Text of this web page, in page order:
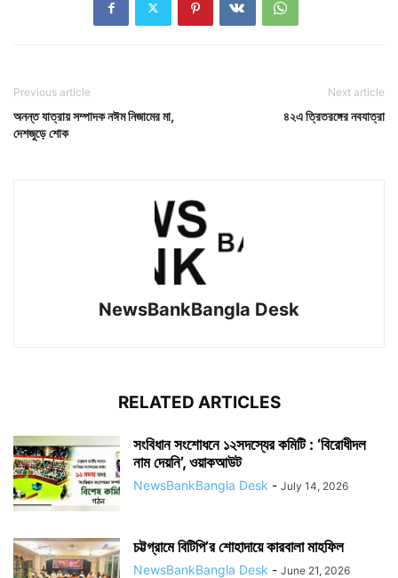
Previous article
অনন্ত যাত্রায় সম্পাদক নঈম নিজামের মা,
দেশজুড়ে শোক
Next article
৪২এ ত্রিতরঙ্গের নবযাত্রা
NewsBankBangla Desk
RELATED ARTICLES
সংবিধান সংশোধনে ১২সদস্যের কমিটি : ‘বিরোধীদল
নাম দেয়নি’, ওয়াকআউট
NewsBankBangla Desk - July 14, 2026
চট্টগ্রামে বিটিপি’র শোহাদায়ে কারবালা মাহফিল
NewsBankBangla Desk - June 21, 2026